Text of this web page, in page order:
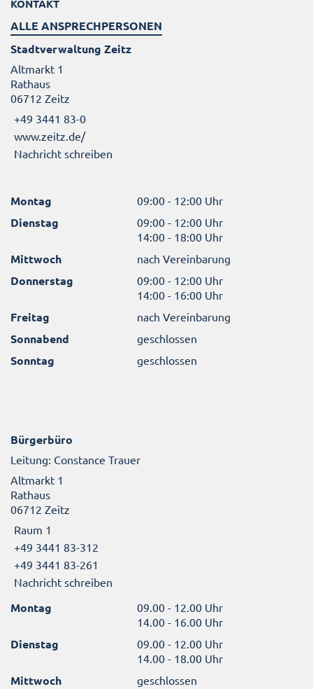
KONTAKT
ALLE ANSPRECHPERSONEN
Stadtverwaltung Zeitz
Altmarkt 1
Rathaus
06712 Zeitz
+49 3441 83-0
www.zeitz.de/
Nachricht schreiben
Montag 09:00 - 12:00 Uhr
Dienstag
09:00 - 12:00 Uhr
14:00 - 18:00 Uhr
Mittwoch nach Vereinbarung
Donnerstag
09:00 - 12:00 Uhr
14:00 - 16:00 Uhr
Freitag nach Vereinbarung
Sonnabend geschlossen
Sonntag geschlossen
Bürgerbüro
Leitung: Constance Trauer
Altmarkt 1
Rathaus
06712 Zeitz
Raum 1
+49 3441 83-312
+49 3441 83-261
Nachricht schreiben
Montag
09.00 - 12.00 Uhr
14.00 - 16.00 Uhr
Dienstag
09.00 - 12.00 Uhr
14.00 - 18.00 Uhr
Mittwoch geschlossen